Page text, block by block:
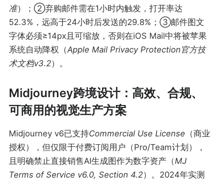
准）；②弃购邮件需在1小时内触发，打开率达
52.3%，远高于24小时后发送的29.8%；③邮件图文
字体必须≥14px且可缩放，否则在iOS Mail中将被苹果
系统自动降权（Apple Mail Privacy Protection官方技
术文档v3.2）。
Midjourney跨境设计：高效、合规、
可商用的视觉生产方案
Midjourney v6已支持Commercial Use License （商业
授权），但仅限于付费订阅用户（Pro/Team计划），
且明确禁止直接销售AI生成图作为数字资产（MJ
Terms of Service v6.0, Section 4.2）。2024年实测